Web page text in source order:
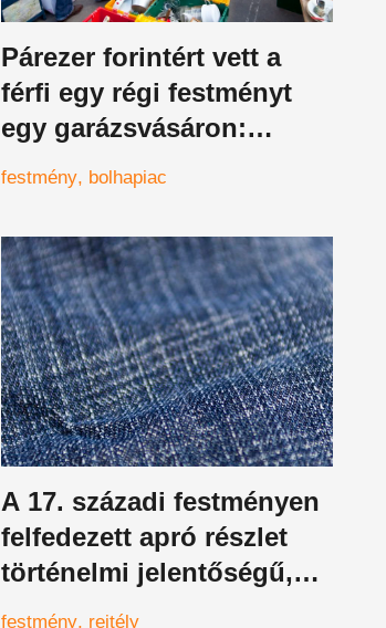
Párezer forintért vett a
férfi egy régi festményt
egy garázsvásáron:
később derült ki, ki
festette, több milliárd
forintot ér
festmény bolhapiac
A 17. századi festményen
felfedezett apró részlet
történelmi jelentőségű,
régebb óta létezhet ez a
festmény rejtély